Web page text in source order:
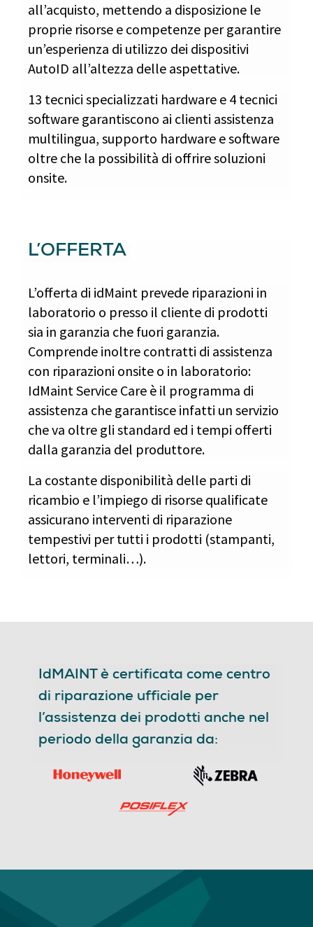
all’acquisto, mettendo a disposizione le
proprie risorse e competenze per garantire
un’esperienza di utilizzo dei dispositivi
AutoID all’altezza delle aspettative.
13 tecnici specializzati hardware e 4 tecnici
software garantiscono ai clienti assistenza
multilingua, supporto hardware e software
oltre che la possibilità di offrire soluzioni
onsite.
L’OFFERTA
L’offerta di idMaint prevede riparazioni in
laboratorio o presso il cliente di prodotti
sia in garanzia che fuori garanzia.
Comprende inoltre contratti di assistenza
con riparazioni onsite o in laboratorio:
IdMaint Service Care è il programma di
assistenza che garantisce infatti un servizio
che va oltre gli standard ed i tempi offerti
dalla garanzia del produttore.
La costante disponibilità delle parti di
ricambio e l’impiego di risorse qualificate
assicurano interventi di riparazione
tempestivi per tutti i prodotti (stampanti,
lettori, terminali…).
IdMAINT è certificata come centro
di riparazione ufficiale per
l’assistenza dei prodotti anche nel
periodo della garanzia da: